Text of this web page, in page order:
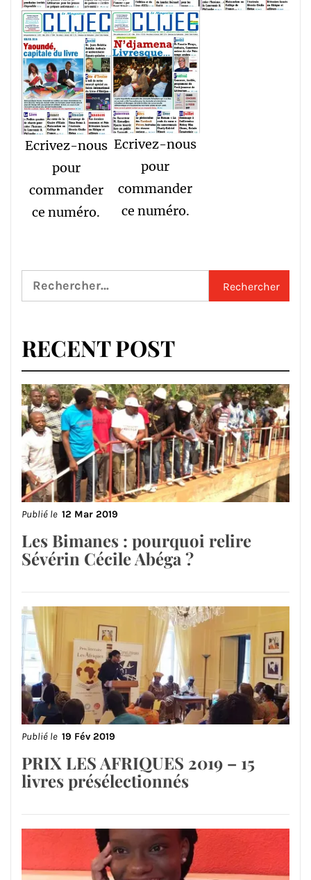
Ecrivez-nous
pour
commander
ce numéro.
Ecrivez-nous
pour
commander
ce numéro.
Rechercher :
RECENT POST
Publié le 12 Mar 2019
Les Bimanes : pourquoi relire
Sévérin Cécile Abéga ?
Publié le 19 Fév 2019
PRIX LES AFRIQUES 2019 – 15
livres présélectionnés